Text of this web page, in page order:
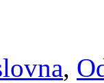
,